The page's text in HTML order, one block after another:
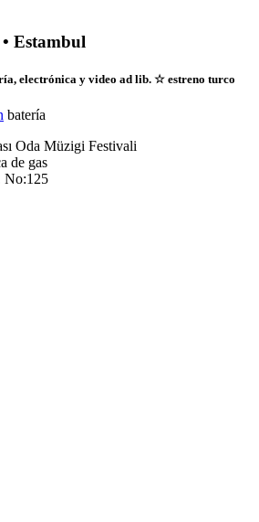
• Estambul
electrónica y video ad lib. ☆ estreno turco
batería
Oda Müzigi Festivali
de gas
No:125